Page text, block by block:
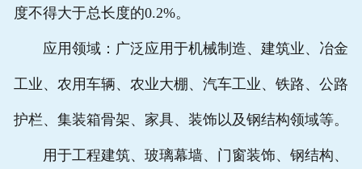
度不得大于总长度的0.2%。
应用领域：广泛应用于机械制造、建筑业、冶金
工业、农用车辆、农业大棚、汽车工业、铁路、公路
护栏、集装箱骨架、家具、装饰以及钢结构领域等。
用于工程建筑、玻璃幕墙、门窗装饰、钢结构、